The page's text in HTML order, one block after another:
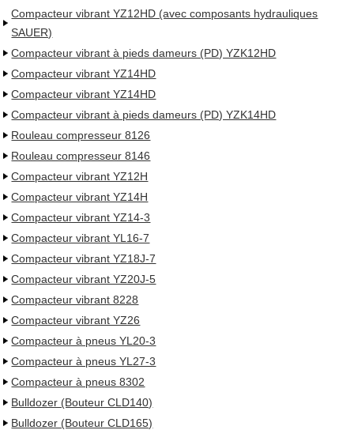
Compacteur vibrant YZ12HD (avec composants hydrauliques
SAUER)
Compacteur vibrant à pieds dameurs (PD) YZK12HD
Compacteur vibrant YZ14HD
Compacteur vibrant YZ14HD
Compacteur vibrant à pieds dameurs (PD) YZK14HD
Rouleau compresseur 8126
Rouleau compresseur 8146
Compacteur vibrant YZ12H
Compacteur vibrant YZ14H
Compacteur vibrant YZ14-3
Compacteur vibrant YL16-7
Compacteur vibrant YZ18J-7
Compacteur vibrant YZ20J-5
Compacteur vibrant 8228
Compacteur vibrant YZ26
Compacteur à pneus YL20-3
Compacteur à pneus YL27-3
Compacteur à pneus 8302
Bulldozer (Bouteur CLD140)
Bulldozer (Bouteur CLD165)